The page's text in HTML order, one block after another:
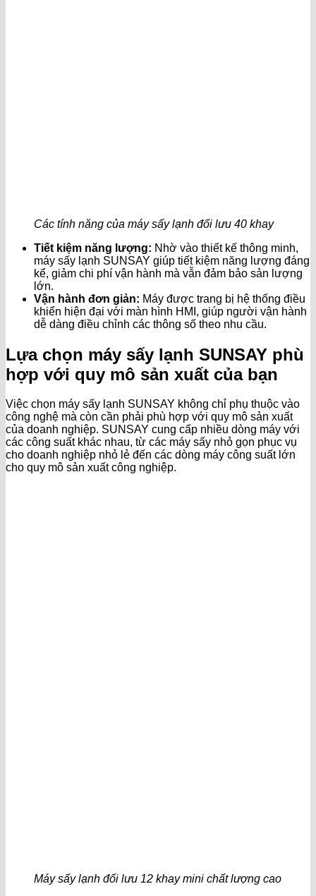
Các tính năng của máy sấy lạnh đối lưu 40 khay
Tiết kiệm năng lượng: Nhờ vào thiết kế thông minh,
máy sấy lạnh SUNSAY giúp tiết kiệm năng lượng đáng
kể, giảm chi phí vận hành mà vẫn đảm bảo sản lượng
lớn.
Vận hành đơn giản: Máy được trang bị hệ thống điều
khiển hiện đại với màn hình HMI, giúp người vận hành
dễ dàng điều chỉnh các thông số theo nhu cầu.
Lựa chọn máy sấy lạnh SUNSAY phù
hợp với quy mô sản xuất của bạn
Việc chọn máy sấy lạnh SUNSAY không chỉ phụ thuộc vào
công nghệ mà còn cần phải phù hợp với quy mô sản xuất
của doanh nghiệp. SUNSAY cung cấp nhiều dòng máy với
các công suất khác nhau, từ các máy sấy nhỏ gọn phục vụ
cho doanh nghiệp nhỏ lẻ đến các dòng máy công suất lớn
cho quy mô sản xuất công nghiệp.
Máy sấy lạnh đối lưu 12 khay mini chất lượng cao